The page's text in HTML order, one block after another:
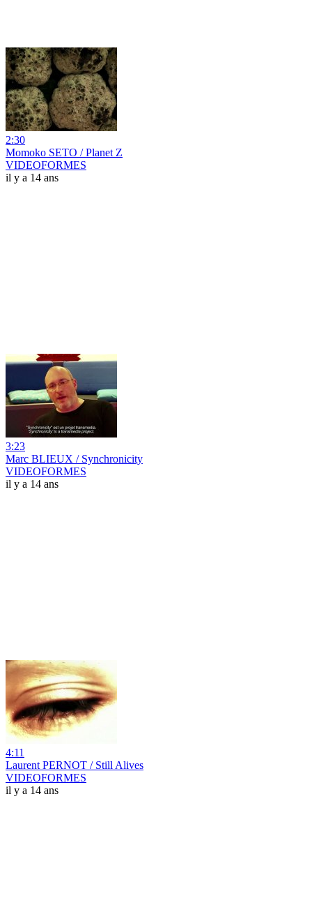
2:30
Momoko SETO / Planet Z
VIDEOFORMES
il y a 14 ans
3:23
Marc BLIEUX / Synchronicity
VIDEOFORMES
il y a 14 ans
4:11
Laurent PERNOT / Still Alives
VIDEOFORMES
il y a 14 ans